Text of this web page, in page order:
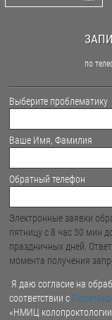
по
Выберите проблематику
Ваше Имя, Фамилия
Обратный телефон
Электронные заявки
пятницу с 8 час 30 мин
праздничных дней.
момента получения
Я даю согласие на
соответствии с
«НМИЦ